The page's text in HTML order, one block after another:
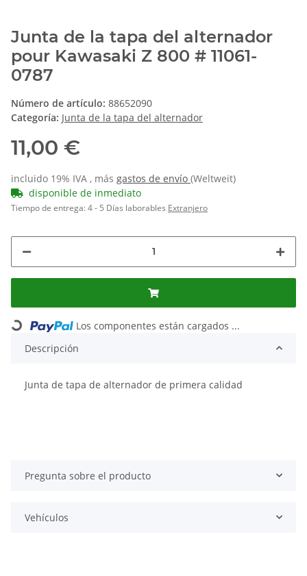
Junta de la tapa del alternador
pour Kawasaki Z 800 # 11061-
0787
Número de artículo: 88652090
Categoría: Junta de la tapa del alternador
11,00 €
incluido 19% IVA , más gastos de envío (Weltweit)
disponible de inmediato
Tiempo de entrega:4 - 5 Días laborables Extranjero
Loading...
Los componentes están cargados ...
Descripción
Junta de tapa de alternador de primera calidad
Pregunta sobre el producto
Vehículos